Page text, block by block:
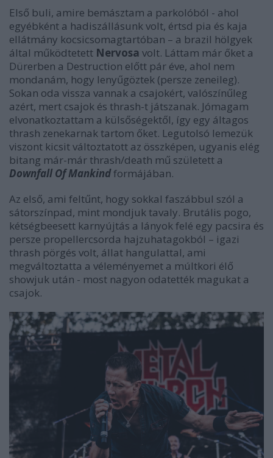
Első buli, amire bemásztam a parkolóból - ahol
egyébként a hadiszállásunk volt, értsd pia és kaja
ellátmány kocsicsomagtartóban – a brazil hölgyek
által működtetett Nervosa volt. Láttam már őket a
Dürerben a Destruction előtt pár éve, ahol nem
mondanám, hogy lenyűgöztek (persze zeneileg).
Sokan oda vissza vannak a csajokért, valószínűleg
azért, mert csajok és thrash-t játszanak. Jómagam
elvonatkoztattam a külsőségektől, így egy áltagos
thrash zenekarnak tartom őket. Legutolsó lemezük
viszont kicsit változtatott az összképen, ugyanis elég
bitang már-már thrash/death mű született a
Downfall Of Mankindformájában.
Az első, ami feltűnt, hogy sokkal faszábbul szól a
sátorszínpad, mint mondjuk tavaly. Brutális pogo,
kétségbeesett karnyújtás a lányok felé egy pacsira és
persze propellercsorda hajzuhatagokból – igazi
thrash pörgés volt, állat hangulattal, ami
megváltoztatta a véleményemet a múltkori élő
showjuk után - most nagyon odatették magukat a
csajok.